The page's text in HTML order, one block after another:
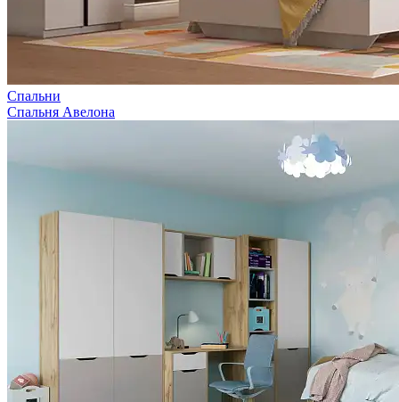
Спальни
Спальня Авелона